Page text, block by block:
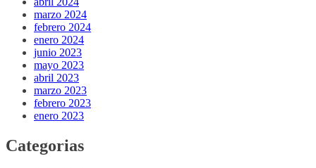
marzo 2024
febrero 2024
enero 2024
junio 2023
mayo 2023
abril 2023
marzo 2023
febrero 2023
enero 2023
Categorias